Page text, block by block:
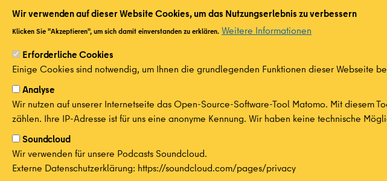
18.00
19.00
20.00
21.00
22.00
23.00
Mitgliederversammlun
19.00 - 22.00
Wir verwenden auf dieser Website Cookies, um das Nutzungserlebnis zu verbessern
Klicken Sie "Akzeptieren", um sich damit einverstanden zu erklären. Weitere Informationen
Erforderliche Cookies
Einige Cookies sind notwendig, um Ihnen die grundlegenden Funktionen dieser Webseite
Analyse
Wir nutzen auf unserer Internetseite das Open-Source-Software-Tool Matomo. Mit diesem
zählen. Ihre IP-Adresse ist für uns eine anonyme Kennung. Wir haben keine technische
Soundcloud
Wir verwenden für unsere Podcasts Soundcloud.
Externe Datenschutzerklärung: https://soundcloud.com/pages/privacy